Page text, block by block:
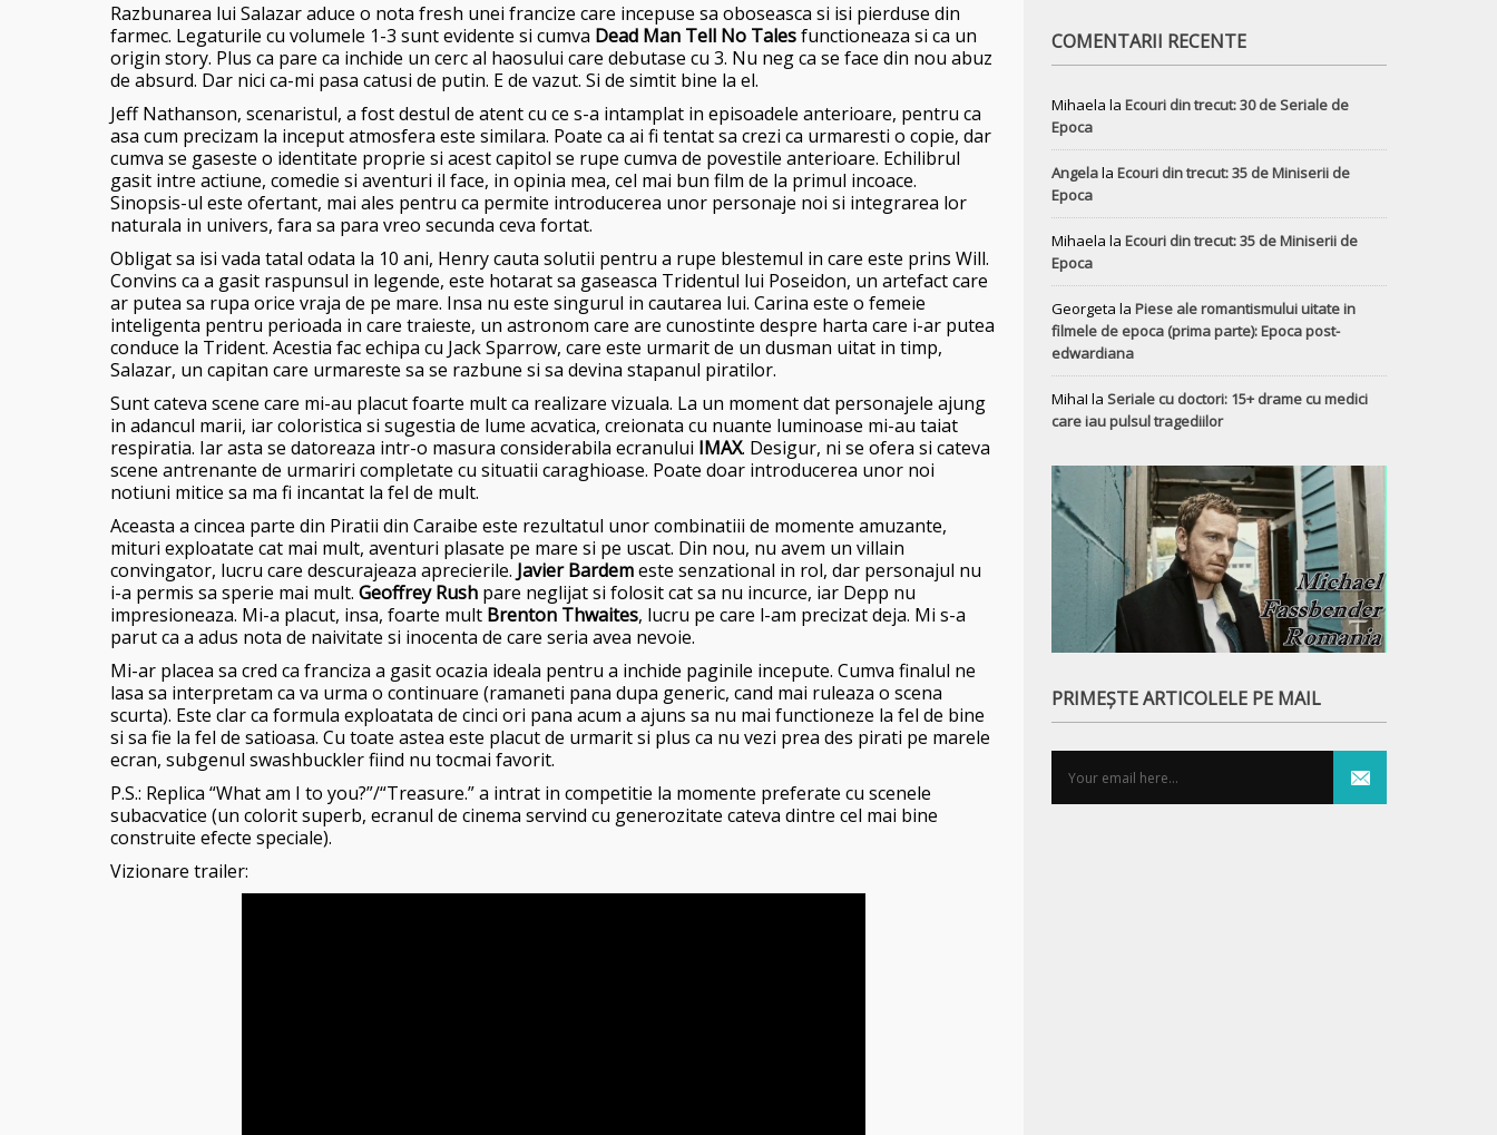
Razbunarea lui Salazar aduce o nota fresh unei francize care incepuse sa oboseasca si isi pierduse din
farmec. Legaturile cu volumele 1-3 sunt evidente si cumva Dead Man Tell No Talesfunctioneaza si ca un
origin story. Plus ca pare ca inchide un cerc al haosului care debutase cu 3. Nu neg ca se face din nou abuz
de absurd. Dar nici ca-mi pasa catusi de putin. E de vazut. Si de simtit bine la el.
Jeff Nathanson, scenaristul, a fost destul de atent cu ce s-a intamplat in episoadele anterioare, pentru ca
asa cum precizam la inceput atmosfera este similara. Poate ca ai fi tentat sa crezi ca urmaresti o copie, dar
cumva se gaseste o identitate proprie si acest capitol se rupe cumva de povestile anterioare. Echilibrul
gasit intre actiune, comedie si aventuri il face, in opinia mea, cel mai bun film de la primul incoace.
Sinopsis-ul este ofertant, mai ales pentru ca permite introducerea unor personaje noi si integrarea lor
naturala in univers, fara sa para vreo secunda ceva fortat.
Obligat sa isi vada tatal odata la 10 ani, Henry cauta solutii pentru a rupe blestemul in care este prins Will.
Convins ca a gasit raspunsul in legende, este hotarat sa gaseasca Tridentul lui Poseidon, un artefact care
ar putea sa rupa orice vraja de pe mare. Insa nu este singurul in cautarea lui. Carina este o femeie
inteligenta pentru perioada in care traieste, un astronom care are cunostinte despre harta care i-ar putea
conduce la Trident. Acestia fac echipa cu Jack Sparrow, care este urmarit de un dusman uitat in timp,
Salazar, un capitan care urmareste sa se razbune si sa devina stapanul piratilor.
Sunt cateva scene care mi-au placut foarte mult ca realizare vizuala. La un moment dat personajele ajung
in adancul marii, iar coloristica si sugestia de lume acvatica, creionata cu nuante luminoase mi-au taiat
respiratia. Iar asta se datoreaza intr-o masura considerabila ecranului IMAX. Desigur, ni se ofera si cateva
scene antrenante de urmariri completate cu situatii caraghioase. Poate doar introducerea unor noi
notiuni mitice sa ma fi incantat la fel de mult.
Aceasta a cincea parte din Piratii din Caraibe este rezultatul unor combinatiii de momente amuzante,
mituri exploatate cat mai mult, aventuri plasate pe mare si pe uscat. Din nou, nu avem un villain
convingator, lucru care descurajeaza aprecierile. Javier Bardemeste senzational in rol, dar personajul nu
i-a permis sa sperie mai mult. Geoffrey Rush pare neglijat si folosit cat sa nu incurce, iar Depp nu
impresioneaza. Mi-a placut, insa, foarte mult Brenton Thwaites, lucru pe care l-am precizat deja. Mi s-a
parut ca a adus nota de naivitate si inocenta de care seria avea nevoie.
Mi-ar placea sa cred ca franciza a gasit ocazia ideala pentru a inchide paginile incepute. Cumva finalul ne
lasa sa interpretam ca va urma o continuare (ramaneti pana dupa generic, cand mai ruleaza o scena
scurta). Este clar ca formula exploatata de cinci ori pana acum a ajuns sa nu mai functioneze la fel de bine
si sa fie la fel de satioasa. Cu toate astea este placut de urmarit si plus ca nu vezi prea des pirati pe marele
ecran, subgenul swashbuckler fiind nu tocmai favorit.
P.S.: Replica “What am I to you?”/“Treasure.” a intrat in competitie la momente preferate cu scenele
subacvatice (un colorit superb, ecranul de cinema servind cu generozitate cateva dintre cel mai bine
construite efecte speciale).
Vizionare trailer:
COMENTARII RECENTE
Mihaela la Ecouri din trecut: 30 de Seriale de
Epoca
Angelala Ecouri din trecut: 35 de Miniserii de
Epoca
Mihaela la Ecouri din trecut: 35 de Miniserii de
Epoca
Georgeta la Piese ale romantismului uitate in
filmele de epoca (prima parte): Epoca post-
edwardiana
MihaI la Seriale cu doctori: 15+ drame cu medici
care iau pulsul tragediilor
PRIMEȘTE ARTICOLELE PE MAIL